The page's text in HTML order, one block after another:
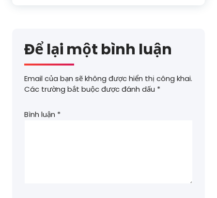
Để lại một bình luận
Email của bạn sẽ không được hiển thị công khai.
Các trường bắt buộc được đánh dấu *
Bình luận *